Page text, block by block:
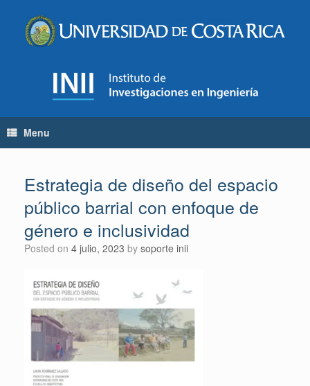
content
Menu
Estrategia de diseño del espacio
público barrial con enfoque de
género e inclusividad
Posted on 4 julio, 2023 by soporte inii